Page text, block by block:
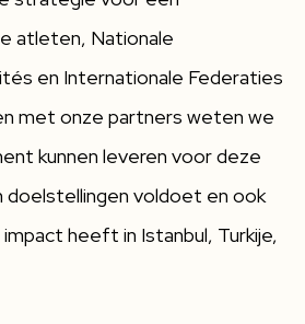
atleten, Nationale
en Internationale Federaties
met onze partners weten we
kunnen leveren voor deze
doelstellingen voldoet en ook
heeft in Istanbul, Turkije,